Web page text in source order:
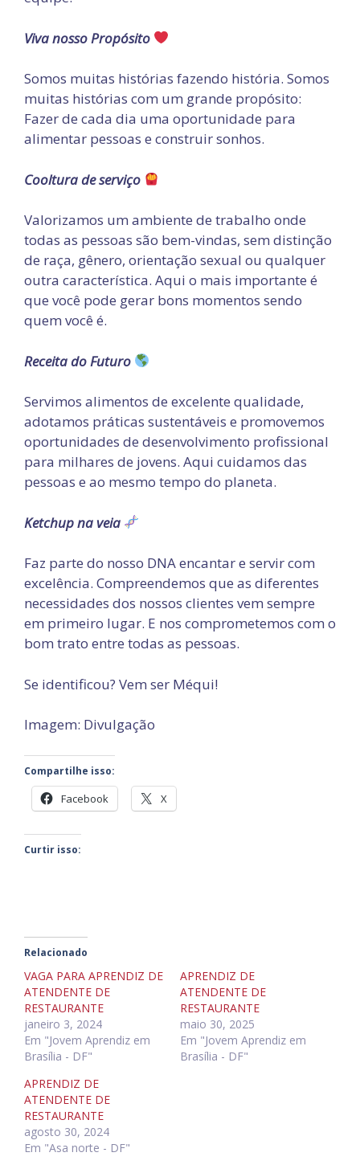
Viva nosso Propósito
Somos muitas histórias fazendo história. Somos
muitas histórias com um grande propósito:
Fazer de cada dia uma oportunidade para
alimentar pessoas e construir sonhos.
Cooltura de serviço
Valorizamos um ambiente de trabalho onde
todas as pessoas são bem-vindas, sem distinção
de raça, gênero, orientação sexual ou qualquer
outra característica. Aqui o mais importante é
que você pode gerar bons momentos sendo
quem você é.
Receita do Futuro
Servimos alimentos de excelente qualidade,
adotamos práticas sustentáveis e promovemos
oportunidades de desenvolvimento profissional
para milhares de jovens. Aqui cuidamos das
pessoas e ao mesmo tempo do planeta.
Ketchup na veia
Faz parte do nosso DNA encantar e servir com
excelência. Compreendemos que as diferentes
necessidades dos nossos clientes vem sempre
em primeiro lugar. E nos comprometemos com o
bom trato entre todas as pessoas.
Se identificou? Vem ser Méqui!
Imagem: Divulgação
Compartilhe isso:
Facebook X
Curtir isso:
Relacionado
VAGA PARA APRENDIZ DE
ATENDENTE DE
RESTAURANTE
janeiro 3, 2024
Em "Jovem Aprendiz em
Brasília - DF"
APRENDIZ DE
ATENDENTE DE
RESTAURANTE
maio 30, 2025
Em "Jovem Aprendiz em
Brasília - DF"
APRENDIZ DE
ATENDENTE DE
RESTAURANTE
agosto 30, 2024
Em "Asa norte - DF"